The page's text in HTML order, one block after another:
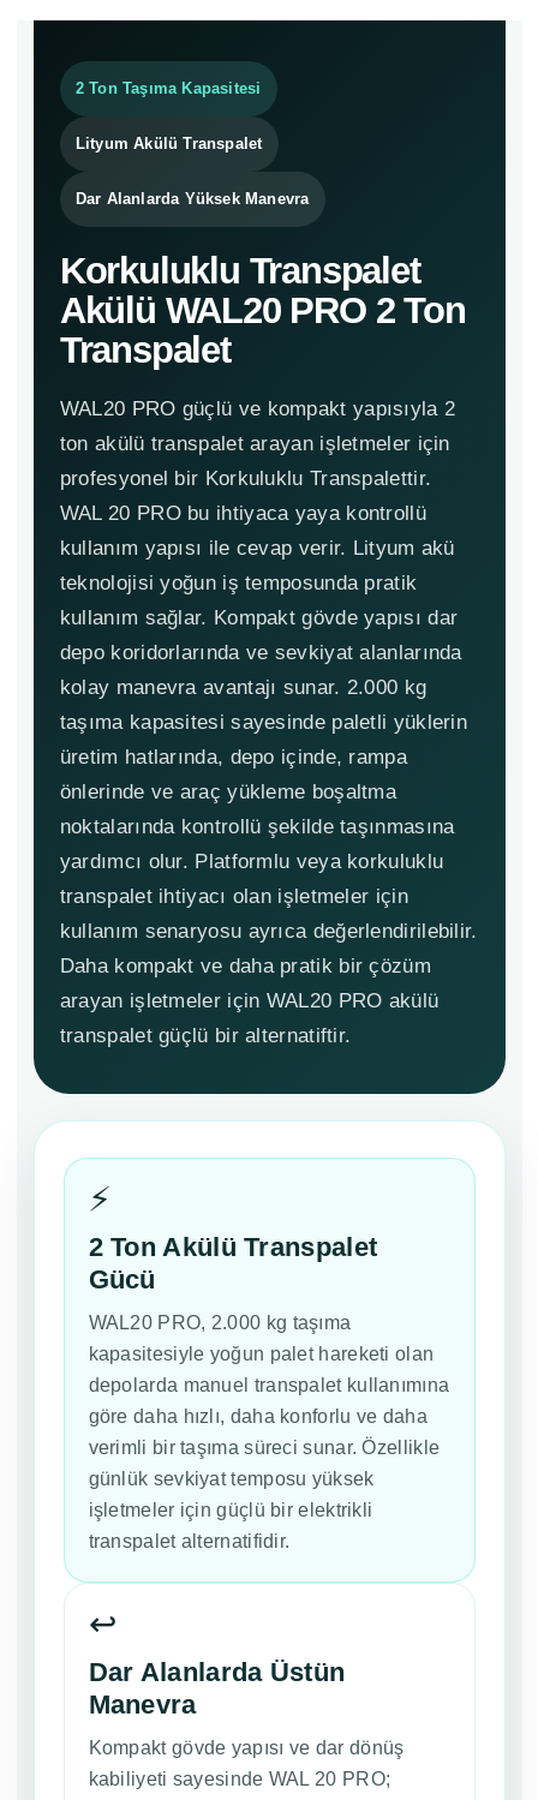
2 Ton Taşıma Kapasitesi
Lityum Akülü Transpalet
Dar Alanlarda Yüksek Manevra
Korkuluklu Transpalet
Akülü WAL20 PRO 2 Ton
Transpalet
WAL20 PRO güçlü ve kompakt yapısıyla 2
ton akülü transpalet arayan işletmeler için
profesyonel bir Korkuluklu Transpalettir.
WAL 20 PRO bu ihtiyaca yaya kontrollü
kullanım yapısı ile cevap verir. Lityum akü
teknolojisi yoğun iş temposunda pratik
kullanım sağlar. Kompakt gövde yapısı dar
depo koridorlarında ve sevkiyat alanlarında
kolay manevra avantajı sunar. 2.000 kg
taşıma kapasitesi sayesinde paletli yüklerin
üretim hatlarında, depo içinde, rampa
önlerinde ve araç yükleme boşaltma
noktalarında kontrollü şekilde taşınmasına
yardımcı olur. Platformlu veya korkuluklu
transpalet ihtiyacı olan işletmeler için
kullanım senaryosu ayrıca değerlendirilebilir.
Daha kompakt ve daha pratik bir çözüm
arayan işletmeler için WAL20 PRO akülü
transpalet güçlü bir alternatiftir.
⚡
2 Ton Akülü Transpalet
Gücü
WAL20 PRO, 2.000 kg taşıma
kapasitesiyle yoğun palet hareketi olan
depolarda manuel transpalet kullanımına
göre daha hızlı, daha konforlu ve daha
verimli bir taşıma süreci sunar. Özellikle
günlük sevkiyat temposu yüksek
işletmeler için güçlü bir elektrikli
transpalet alternatifidir.
↩️
Dar Alanlarda Üstün
Manevra
Kompakt gövde yapısı ve dar dönüş
kabiliyeti sayesinde WAL 20 PRO;